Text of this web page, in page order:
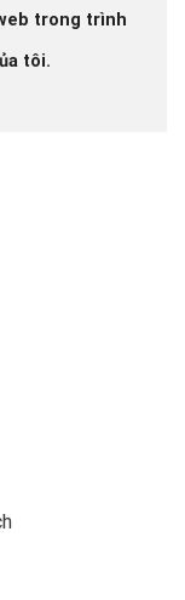
trong trình
tôi.